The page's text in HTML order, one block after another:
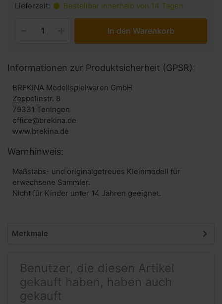
Lieferzeit: Bestellbar innerhalb von 14 Tagen
In den Warenkorb
Informationen zur Produktsicherheit (GPSR):
BREKINA Modellspielwaren GmbH
Zeppelinstr. 8
79331 Teningen
office@brekina.de
www.brekina.de
Warnhinweis:
Maßstabs- und originalgetreues Kleinmodell für
erwachsene Sammler.
Nicht für Kinder unter 14 Jahren geeignet.
Merkmale
Benutzer, die diesen Artikel
gekauft haben, haben auch
gekauft